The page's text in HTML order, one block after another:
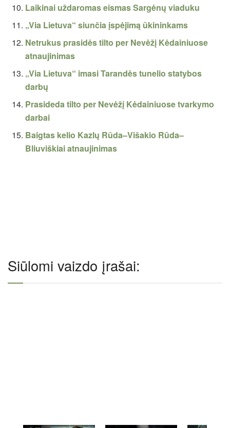
Laikinai uždaromas eismas Sargėnų viaduku
„Via Lietuva“ siunčia įspėjimą ūkininkams
Netrukus prasidės tilto per Nevėžį Kėdainiuose
atnaujinimas
„Via Lietuva“ imasi Tarandės tunelio statybos
darbų
Prasideda tilto per Nevėžį Kėdainiuose tvarkymo
darbai
Baigtas kelio Kazlų Rūda–Višakio Rūda–
Bliuviškiai atnaujinimas
Siūlomi vaizdo įrašai: